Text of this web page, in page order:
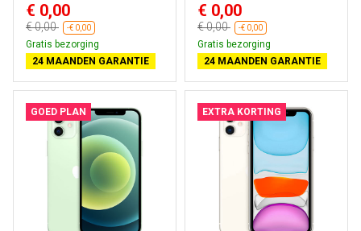
€ 0,00
€ 0,00 -€ 0,00
Gratis bezorging
24 MAANDEN GARANTIE
€ 0,00
€ 0,00 -€ 0,00
Gratis bezorging
24 MAANDEN GARANTIE
GOED PLAN EXTRA KORTING